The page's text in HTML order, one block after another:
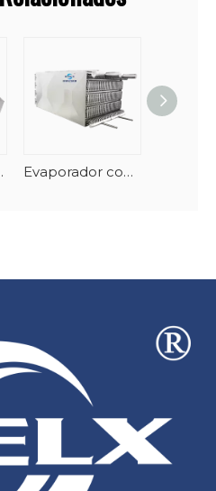
automático Evaporador congelador espiral de empilhamento de aço inoxidável-AlMg